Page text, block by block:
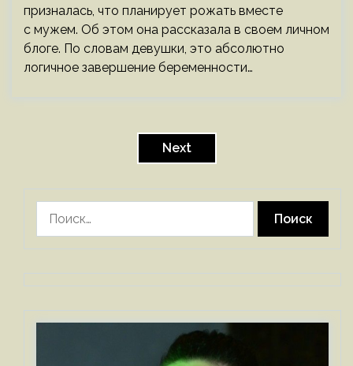
призналась, что планирует рожать вместе
с мужем. Об этом она рассказала в своем личном
блоге. По словам девушки, это абсолютно
логичное завершение беременности…
Next